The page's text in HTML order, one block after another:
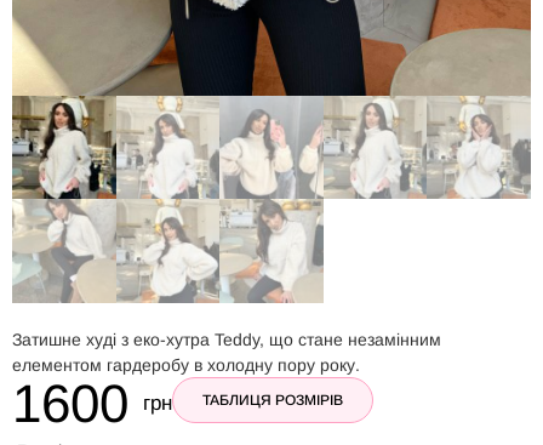
Затишне худі з еко-хутра Teddy, що стане незамінним
елементом гардеробу в холодну пору року.
1600 грн ТАБЛИЦЯ РОЗМІРІВ